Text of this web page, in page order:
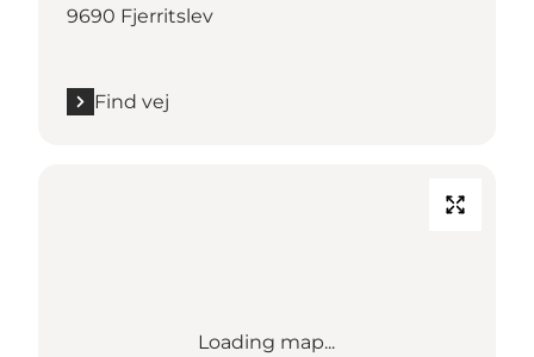
9690 Fjerritslev
Find vej
Loading map...